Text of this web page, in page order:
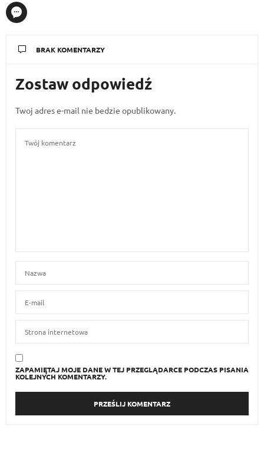
BRAK KOMENTARZY
Zostaw odpowiedź
Twoj adres e-mail nie bedzie opublikowany.
ZAPAMIĘTAJ MOJE DANE W TEJ PRZEGLĄDARCE PODCZAS PISANIA
KOLEJNYCH KOMENTARZY.